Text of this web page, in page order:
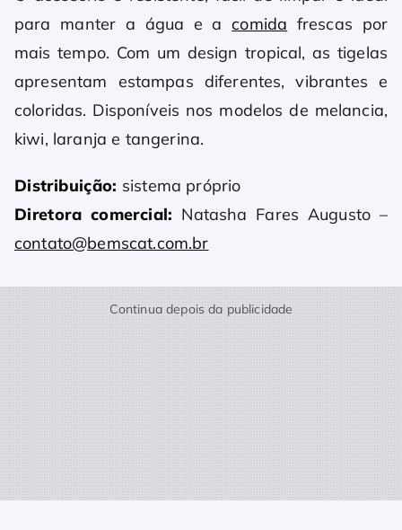
para manter a água e acomida frescas por
mais tempo. Com um design tropical, as tigelas
apresentam estampas diferentes, vibrantes e
coloridas. Disponíveis nos modelos de melancia,
kiwi, laranja e tangerina.
Distribuição: sistema próprio
Diretora comercial: Natasha Fares Augusto –
contato@bemscat.com.br
Continua depois da publicidade